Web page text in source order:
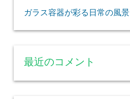
ガラス容器が彩る日常の風景
最近のコメント